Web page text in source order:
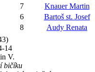
7 Knauer Martin
6 Bartoš st. Josef
8 Audy Renata
14
V.
bičíku